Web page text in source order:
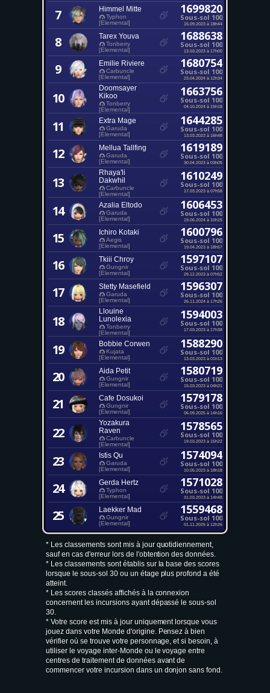
7 Himmel Mitte
Typhon
[Elemental]
1699820
Sous-sol 100
15.09.2023 à 18h44
8 Tarex Youva
Tonberry
[Elemental]
1688638
Sous-sol 100
13.03.2023 à 17h00
9 Emilie Riviere
Carbuncle
[Elemental]
1680754
Sous-sol 100
23.04.2024 à 12h34
10
Doomsayer
Kikoo
Tonberry
[Elemental]
1663756
Sous-sol 100
04.10.2024 à 15h18
11 Extra Mage
Garuda
[Elemental]
1644285
Sous-sol 100
13.03.2023 à 16h48
12 Mellua Tallfing
Garuda
[Elemental]
1619189
Sous-sol 100
30.04.2023 à 03h05
13
Rhaya'li
Dakwhil
Carbuncle
[Elemental]
1610249
Sous-sol 100
17.03.2023 à 07h58
14 Azalia Eltodo
Garuda
[Elemental]
1606453
Sous-sol 100
19.06.2024 à 10h15
15 Ichiro Kotaki
Aegis
[Elemental]
1600796
Sous-sol 100
19.04.2023 à 18h57
16 Tkiii Chroy
Gungnir
[Elemental]
1597107
Sous-sol 100
29.12.2023 à 07h52
17 Stetty Masefield
Garuda
[Elemental]
1596307
Sous-sol 100
26.11.2024 à 17h26
18
Llouine
Lunolexia
Tonberry
[Elemental]
1594003
Sous-sol 100
17.03.2023 à 17h38
19 Bobbie Corwen
Kujata
[Elemental]
1588290
Sous-sol 100
13.03.2023 à 01h13
20 Aida Petit
Gungnir
[Elemental]
1580719
Sous-sol 100
15.03.2023 à 04h21
21 Cafe Dosukoi
Gungnir
[Elemental]
1579178
Sous-sol 100
06.09.2025 à 14h16
22
Yozakura
Raven
Carbuncle
[Elemental]
1578565
Sous-sol 100
19.03.2023 à 15h22
23 Istis Qu
Garuda
[Elemental]
1574094
Sous-sol 100
10.05.2023 à 18h18
24 Gerda Hertz
Typhon
[Elemental]
1571028
Sous-sol 100
31.03.2023 à 14h48
25 Laekker Mad
Gungnir
[Elemental]
1559468
Sous-sol 100
01.11.2025 à 12h26
* Les classements sont mis à jour quotidiennement,
sauf en cas d'erreur lors de l'obtention des données.
* Les classements sont établis sur la base des scores
lorsque le sous-sol 30 ou un étage plus profond a été
atteint.
* Les scores classés affichés à la connexion
concernent les incursions ayant dépassé le sous-sol
30.
* Votre score est mis à jour uniquement lorsque vous
jouez dans votre Monde d'origine. Pensez à bien
vérifier où se trouve votre personnage, et si besoin, à
utiliser le voyage inter-Monde ou le voyage entre
centres de traitement de données avant de
commencer votre incursion dans un donjon sans fond.